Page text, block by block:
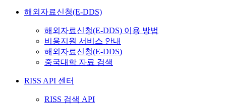
해외자료신청(E-DDS)
해외자료신청(E-DDS) 이용 방법
비용지원 서비스 안내
해외자료신청(E-DDS)
중국대학 자료 검색
RISS API 센터
RISS 검색 API